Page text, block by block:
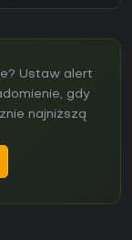
Ustaw alert
gdy
najniższą